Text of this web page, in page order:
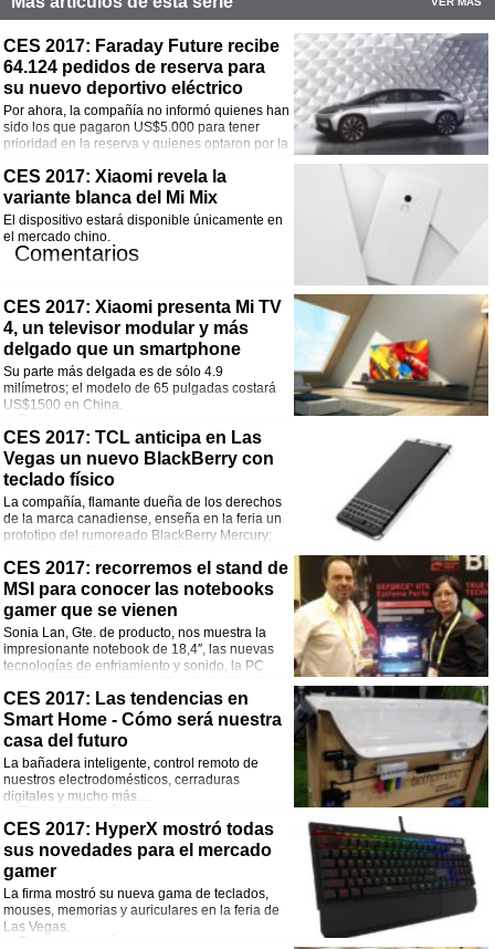
CES 2017: Faraday Future recibe
64.124 pedidos de reserva para
su nuevo deportivo eléctrico
Por ahora, la compañía no informó quienes han
sido los que pagaron US$5.000 para tener
prioridad en la reserva y quienes optaron por la
Comentarios
¡Comparte esta noticia!
Facebook
Twitter
CES 2017: Xiaomi revela la
variante blanca del Mi Mix
El dispositivo estará disponible únicamente en
el mercado chino.
Comentarios
Facebook
Twitter
WhatsApp
Email
CES 2017: Xiaomi presenta Mi TV
4, un televisor modular y más
delgado que un smartphone
Su parte más delgada es de sólo 4.9
milímetros; el modelo de 65 pulgadas costará
US$1500 en China.
¡Comparte esta noticia!
Facebook
Twitter
WhatsApp
Email
CES 2017: TCL anticipa en Las
Vegas un nuevo BlackBerry con
teclado físico
La compañía, flamante dueña de los derechos
de la marca canadiense, enseña en la feria un
prototipo del rumoreado BlackBerry Mercury;
Comentarios
¡Comparte esta noticia!
Facebook
Twitter
WhatsApp
Email
CES 2017: recorremos el stand de
MSI para conocer las notebooks
gamer que se vienen
Sonia Lan, Gte. de producto, nos muestra la
impresionante notebook de 18,4″, las nuevas
tecnologías de enfriamiento y sonido, la PC
Comentarios
¡Comparte esta noticia!
Facebook
Twitter
WhatsApp
Email
CES 2017: Las tendencias en
Smart Home - Cómo será nuestra
casa del futuro
La bañadera inteligente, control remoto de
nuestros electrodomésticos, cerraduras
digitales y mucho más…
¡Comparte esta noticia!
Facebook
Twitter
WhatsApp
Email
CES 2017: HyperX mostró todas
sus novedades para el mercado
gamer
La firma mostró su nueva gama de teclados,
mouses, memorias y auriculares en la feria de
Las Vegas.